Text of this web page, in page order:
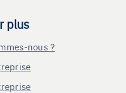
plus
nous ?